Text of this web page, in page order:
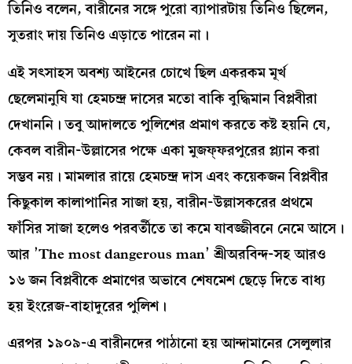
তিনিও বলেন, বারীনের সঙ্গে পুরো ব‍্যাপারটায় তিনিও ছিলেন,
সুতরাং দায় তিনিও এড়াতে পারেন না।
এই সৎসাহস অবশ‍্য আইনের চোখে ছিল একরকম মূর্খ
ছেলেমানুষি যা হেমচন্দ্র দাসের মতো বাকি বুদ্ধিমান বিপ্লবীরা
দেখাননি। তবু আদালতে পুলিশের প্রমাণ করতে কষ্ট হয়নি যে,
কেবল বারীন-উল্লাসের পক্ষে একা মুজফ্ফরপুরের প্ল‍্যান করা
সম্ভব নয়। মামলার রায়ে হেমচন্দ্র দাস এবং কয়েকজন বিপ্লবীর
কিছুকাল কালাপানির সাজা হয়, বারীন-উল্লাসকরের প্রথমে
ফাঁসির সাজা হলেও পরবর্তীতে তা কমে যাবজ্জীবনে নেমে আসে।
আর ’The most dangerous man’ শ্রীঅরবিন্দ-সহ আরও
১৬ জন বিপ্লবীকে প্রমাণের অভাবে শেষমেশ ছেড়ে দিতে বাধ‍্য
হয় ইংরেজ-বাহাদুরের পুলিশ।
এরপর ১৯০৯-এ বারীনদের পাঠানো হয় আন্দামানের সেলুলার